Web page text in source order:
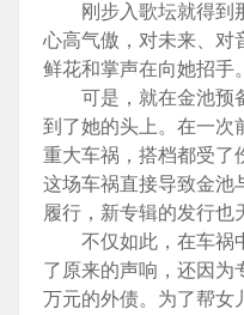
刚步入歌坛就得到
心高气傲，对未来、对
鲜花和掌声在向她招手。
可是，就在金池预
到了她的头上。在一次
重大车祸，搭档都受了
这场车祸直接导致金池
履行，新专辑的发行也
不仅如此，在车祸
了原来的声响，还因为
万元的外债。为了帮女